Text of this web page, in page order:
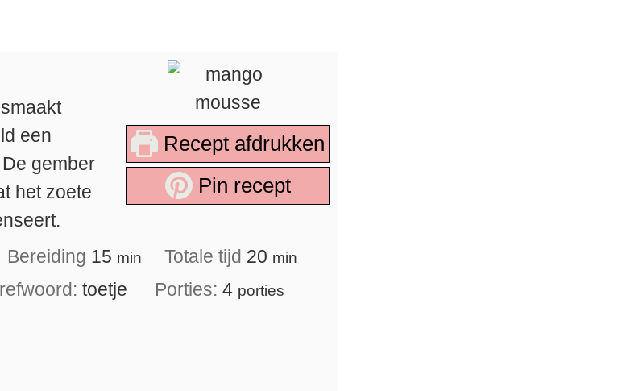
Recept afdrukken
Pin recept
een
gember
het zoete
Bereiding 15 min Totale tijd 20 min
toetje Porties:4 porties